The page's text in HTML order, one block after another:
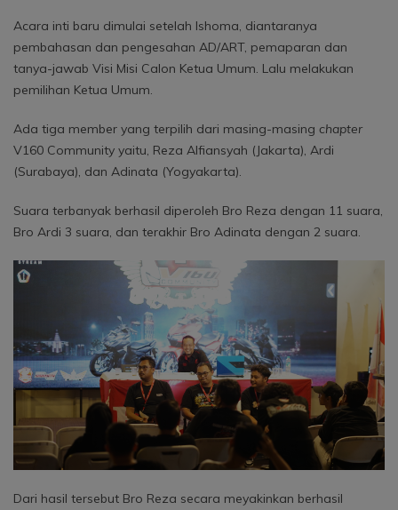
Acara inti baru dimulai setelah Ishoma, diantaranya
pembahasan dan pengesahan AD/ART, pemaparan dan
tanya-jawab Visi Misi Calon Ketua Umum. Lalu melakukan
pemilihan Ketua Umum.
Ada tiga member yang terpilih dari masing-masing chapter
V160 Community yaitu, Reza Alfiansyah (Jakarta), Ardi
(Surabaya), dan Adinata (Yogyakarta).
Suara terbanyak berhasil diperoleh Bro Reza dengan 11 suara,
Bro Ardi 3 suara, dan terakhir Bro Adinata dengan 2 suara.
Dari hasil tersebut Bro Reza secara meyakinkan berhasil